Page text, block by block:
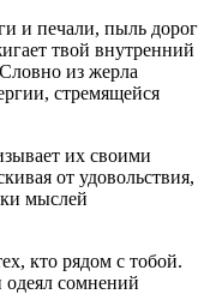
и печали, пыль дорог
твой внутренний
из жерла
стремящейся
их своими
от удовольствия,
мыслей
кто рядом с тобой.
сомнений